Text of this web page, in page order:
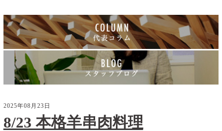
2025年08月23日
8/23 本格羊串肉料理